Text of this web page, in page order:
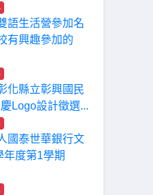
語生活營參加名
有興趣參加的
化縣立彰興國民
Logo設計徵選...
國泰世華銀行文
年度第1學期